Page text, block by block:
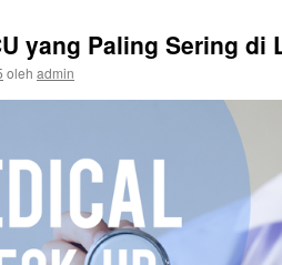
yang Paling Sering di
oleh admin